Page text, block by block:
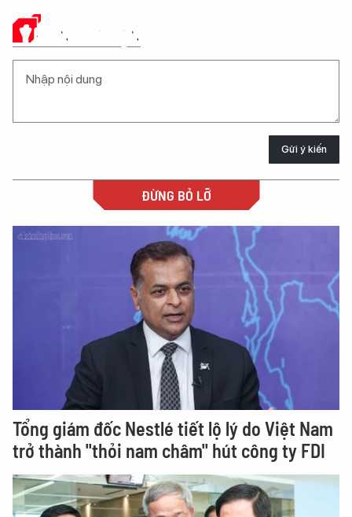
Ý KIẾN CỦA BẠN
Gửi ý kiến
ĐỪNG BỎ LỠ
Tổng giám đốc Nestlé tiết lộ lý do Việt Nam
trở thành "thỏi nam châm" hút công ty FDI